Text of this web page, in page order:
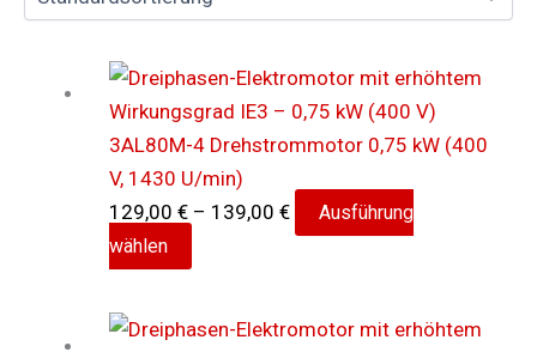
3AL80M-4 Drehstrommotor 0,75 kW (400
V, 1430 U/min)
129,00 € – 139,00 €Preisspanne:
129,00 €
Ausführung
wählen
Produkt
mehrere